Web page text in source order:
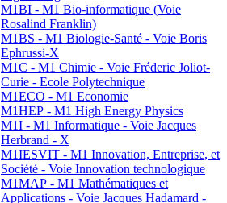
M1BI - M1 Bio-informatique (Voie
Rosalind Franklin)
M1BS - M1 Biologie-Santé - Voie Boris
Ephrussi-X
M1C - M1 Chimie - Voie Fréderic Joliot-
Curie - Ecole Polytechnique
M1ECO - M1 Economie
M1HEP - M1 High Energy Physics
M1I - M1 Informatique - Voie Jacques
Herbrand - X
M1IESVIT - M1 Innovation, Entreprise, et
Société - Voie Innovation technologique
M1MAP - M1 Mathématiques et
Applications - Voie Jacques Hadamard -